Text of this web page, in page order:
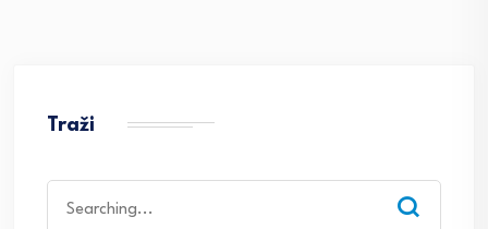
Traži
for: